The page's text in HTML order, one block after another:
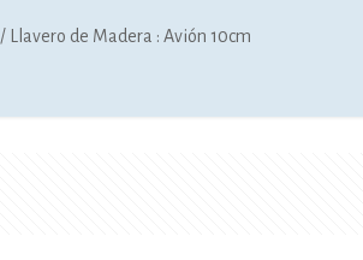
/ Llavero de Madera : Avión 10cm